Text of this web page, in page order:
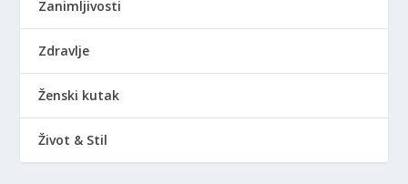
Zanimljivosti
Zdravlje
Ženski kutak
Život & Stil